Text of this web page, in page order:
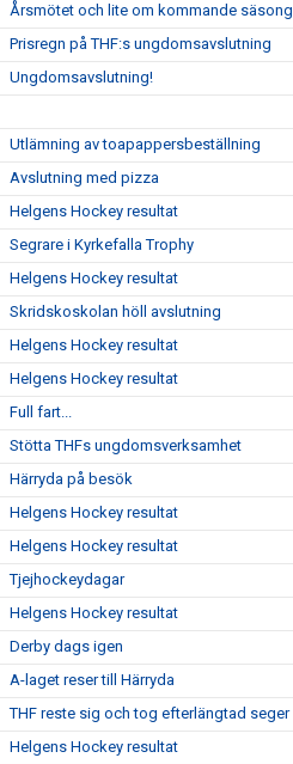
Årsmötet och lite om kommande säsong
Prisregn på THF:s ungdomsavslutning
Ungdomsavslutning!
Utlämning av toapappersbeställning
Avslutning med pizza
Helgens Hockey resultat
Segrare i Kyrkefalla Trophy
Helgens Hockey resultat
Skridskoskolan höll avslutning
Helgens Hockey resultat
Helgens Hockey resultat
Full fart...
Stötta THFs ungdomsverksamhet
Härryda på besök
Helgens Hockey resultat
Helgens Hockey resultat
Tjejhockeydagar
Helgens Hockey resultat
Derby dags igen
A-laget reser till Härryda
THF reste sig och tog efterlängtad seger
Helgens Hockey resultat